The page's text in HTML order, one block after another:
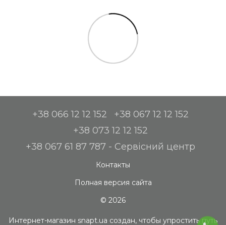
+38 066 12 12 152
+38 067 12 12 152
+38 073 12 12 152
+38 067 61 87 787 - Сервісний центр
Контакты
Полная версия сайта
© 2026
Интернет-магазин snapt.ua создан, чтобы упростить путь